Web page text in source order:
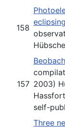
158
157 2003)
self-
Three